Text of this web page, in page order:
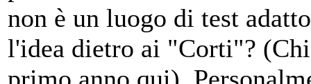
non è un luogo di test
l'idea dietro ai "Corti"?
primo anno qui).